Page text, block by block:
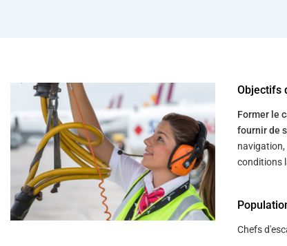
Objectifs
Former le
fournir de
navigation,
conditions
Chefs